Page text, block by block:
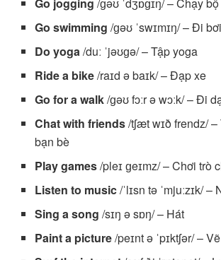
Go swimming /ɡəʊ ˈswɪmɪŋ/ – Đi bơi
Do yoga/duː ˈjəʊɡə/ – Tập yoga
Ride a bike/raɪd ə baɪk/ – Đạp xe
Go for a walk/ɡəʊ fɔːr ə wɔːk/ – Đi
Chat with friends/tʃæt wɪð frendz/
bạn bè
Play games/pleɪ ɡeɪmz/ – Chơi trò
Listen to music/ˈlɪsn tə ˈmjuːzɪk/
Sing a song /sɪŋ ə sɒŋ/ – Hát
Paint a picture/peɪnt ə ˈpɪktʃər/ –